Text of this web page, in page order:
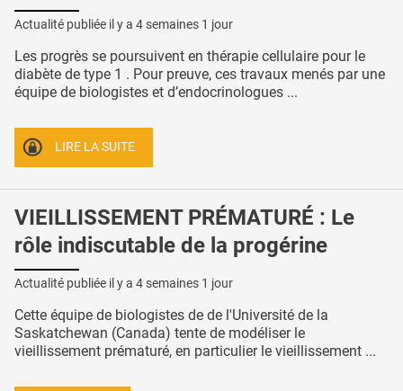
Actualité publiée il y a 4 semaines 1 jour
Les progrès se poursuivent en thérapie cellulaire pour le
diabète de type 1 . Pour preuve, ces travaux menés par une
équipe de biologistes et d’endocrinologues ...
LIRE LA SUITE
VIEILLISSEMENT PRÉMATURÉ : Le
rôle indiscutable de la progérine
Actualité publiée il y a 4 semaines 1 jour
Cette équipe de biologistes de de l'Université de la
Saskatchewan (Canada) tente de modéliser le
vieillissement prématuré, en particulier le vieillissement ...